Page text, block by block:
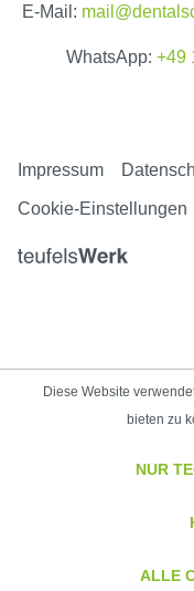
E-Mail:
WhatsApp: +49
Impressum
Cookie-Einstellungen
Diese Website
bieten zu
NUR
ALLE